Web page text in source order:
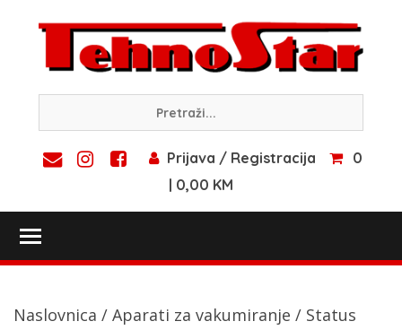
content
Prijava / Registracija
0
| 0,00 KM
Naslovnica / Aparati za vakumiranje / Status